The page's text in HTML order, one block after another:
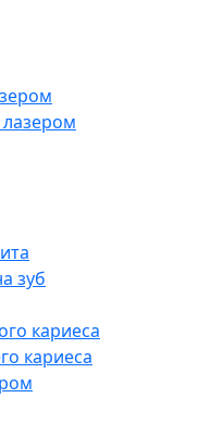
зуб
кариеса
кариеса